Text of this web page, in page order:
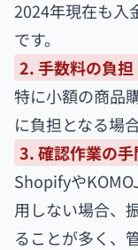
2024年現在も入
です。
2. 手数料の負担
特に小額の商品
に負担となる場
3. 確認作業の手
Shopifyや
用しない場合、
ることが多く、